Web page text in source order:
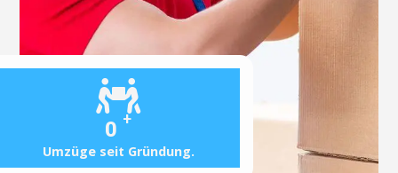
0 +
Umzüge seit Gründung.